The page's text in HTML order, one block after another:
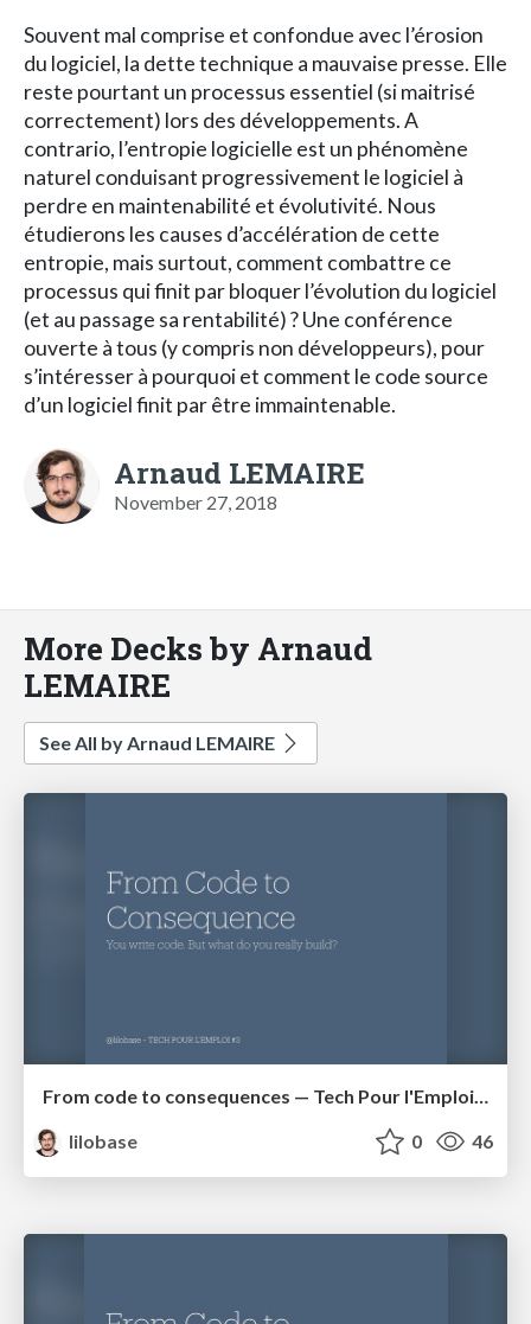
Souvent mal comprise et confondue avec l’érosion
du logiciel, la dette technique a mauvaise presse. Elle
reste pourtant un processus essentiel (si maitrisé
correctement) lors des développements. A
contrario, l’entropie logicielle est un phénomène
naturel conduisant progressivement le logiciel à
perdre en maintenabilité et évolutivité. Nous
étudierons les causes d’accélération de cette
entropie, mais surtout, comment combattre ce
processus qui finit par bloquer l’évolution du logiciel
(et au passage sa rentabilité) ? Une conférence
ouverte à tous (y compris non développeurs), pour
s’intéresser à pourquoi et comment le code source
d’un logiciel finit par être immaintenable.
Arnaud LEMAIRE
November 27, 2018
More Decks by Arnaud
LEMAIRE
See All by Arnaud LEMAIRE
From code to consequences — Tech Pour l'Emploi #3
lilobase
0 46